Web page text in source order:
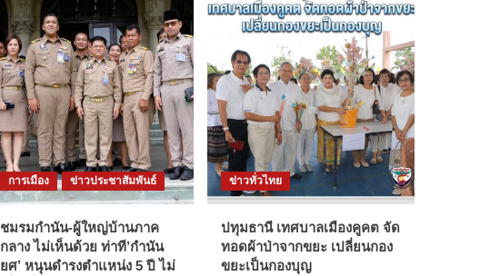
การเมือง ข่าวประชาสัมพันธ์
ชมรมกำนัน-ผู้ใหญ่บ้านภาค
กลาง ไม่เห็นด้วย ท่าที’กำนัน
ยศ’ หนุนดำรงตำแหน่ง 5 ปี ไม่
ข่าวทั่วไทย
ปทุมธานี เทศบาลเมืองคูคต จัด
ทอดผ้าป่าจากขยะ เปลี่ยนกอง
ขยะเป็นกองบุญ